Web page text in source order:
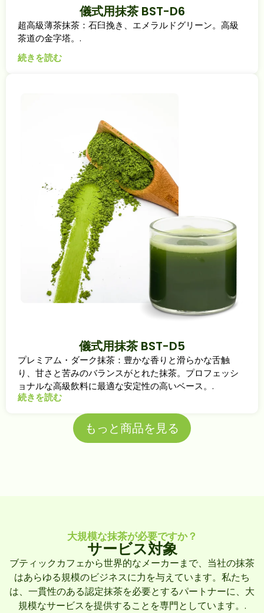
儀式用抹茶 BST-D6
超高級薄茶抹茶：石臼挽き、エメラルドグリーン。高級
茶道の金字塔。.
続きを読む
儀式用抹茶 BST-D5
プレミアム・ダーク抹茶：豊かな香りと滑らかな舌触
り、甘さと苦みのバランスがとれた抹茶。プロフェッシ
ョナルな高級飲料に最適な安定性の高いベース。.
続きを読む
もっと商品を見る
大規模な抹茶が必要ですか？
サービス対象
ブティックカフェから世界的なメーカーまで、当社の抹茶
はあらゆる規模のビジネスに力を与えています。私たち
は、一貫性のある認定抹茶を必要とするパートナーに、大
規模なサービスを提供することを専門としています。.